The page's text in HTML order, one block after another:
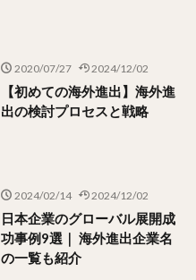
2020/07/27 2024/12/02
【初めての海外進出】海外進
出の検討プロセスと戦略
2024/02/14 2024/12/02
日本企業のグローバル展開成
功事例9選｜ 海外進出企業名
の一覧も紹介